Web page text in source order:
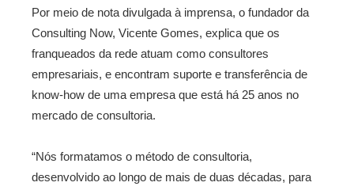
Por meio de nota divulgada à imprensa, o fundador da
Consulting Now, Vicente Gomes, explica que os
franqueados da rede atuam como consultores
empresariais, e encontram suporte e transferência de
know-how de uma empresa que está há 25 anos no
mercado de consultoria.
“Nós formatamos o método de consultoria,
desenvolvido ao longo de mais de duas décadas, para